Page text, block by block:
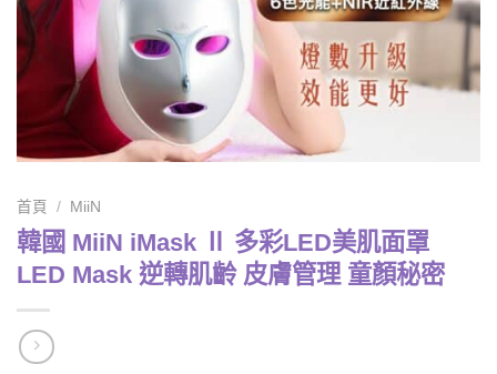
首頁 / MiiN
韓國 MiiN iMask Ⅱ 多彩LED美肌面罩
LED Mask 逆轉肌齡 皮膚管理 童顏秘密